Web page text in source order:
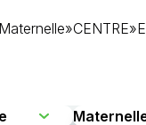
Maternelle»CENTRE»